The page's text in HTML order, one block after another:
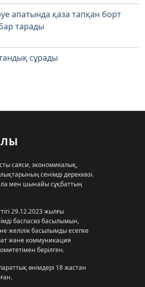
апатында қаза тапқан борт
тарады
сұрады
саяси, экономикалық,
сенімді дереккөзі.
мен шынайы сұқбаттың
29.12.2023 жылғы
баспасөз басылымын,
желілік басылымды есепке
және коммуникация
берілген.
өнімдері 18 жастан